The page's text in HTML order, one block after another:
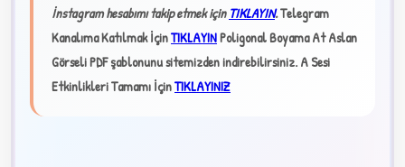
İnstagram hesabımı takip etmek içinTIKLAYIN.Telegram
Kanalıma Katılmak İçinTIKLAYINPoligonal Boyama At Aslan
Görseli PDF şablonunu sitemizden indirebilirsiniz.A Sesi
Etkinlikleri Tamamı İçinTIKLAYINIZ
★